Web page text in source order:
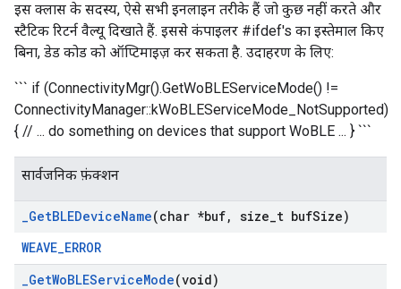
इस क्लास के सदस्य, ऐसे सभी इनलाइन तरीके हैं जो कुछ नहीं करते और
स्टैटिक रिटर्न वैल्यू दिखाते हैं. इससे कंपाइलर #ifdef's का इस्तेमाल किए
बिना, डेड कोड को ऑप्टिमाइज़ कर सकता है. उदाहरण के लिए:
``` if (ConnectivityMgr().GetWoBLEServiceMode() !=
ConnectivityManager::kWoBLEServiceMode_NotSupported)
{ // ... do something on devices that support WoBLE ... } ```
सार्वजनिक फ़ंक्शन
_GetBLEDeviceName(char *buf, size t bufSize)
WEAVE_ERROR
_GetWoBLEServiceMode(void)